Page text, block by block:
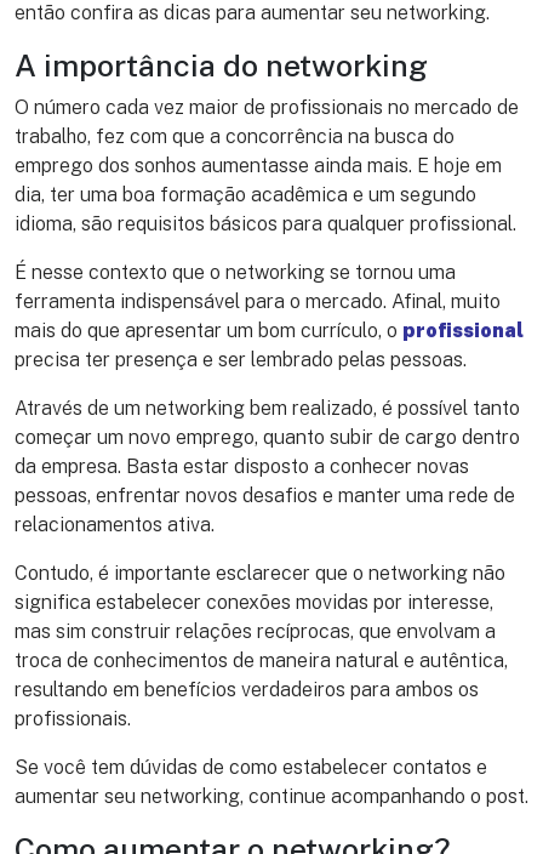
então confira as dicas para aumentar seu networking.
A importância do networking
O número cada vez maior de profissionais no mercado de
trabalho, fez com que a concorrência na busca do
emprego dos sonhos aumentasse ainda mais. E hoje em
dia, ter uma boa formação acadêmica e um segundo
idioma, são requisitos básicos para qualquer profissional.
É nesse contexto que o networking se tornou uma
ferramenta indispensável para o mercado. Afinal, muito
mais do que apresentar um bom currículo, o profissional
precisa ter presença e ser lembrado pelas pessoas.
Através de um networking bem realizado, é possível tanto
começar um novo emprego, quanto subir de cargo dentro
da empresa. Basta estar disposto a conhecer novas
pessoas, enfrentar novos desafios e manter uma rede de
relacionamentos ativa.
Contudo, é importante esclarecer que o networking não
significa estabelecer conexões movidas por interesse,
mas sim construir relações recíprocas, que envolvam a
troca de conhecimentos de maneira natural e autêntica,
resultando em benefícios verdadeiros para ambos os
profissionais.
Se você tem dúvidas de como estabelecer contatos e
aumentar seu networking, continue acompanhando o post.